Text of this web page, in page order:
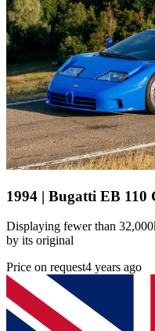
1994 | Bugatti EB 110
Displaying fewer than
by its original
Price on request4 years ago